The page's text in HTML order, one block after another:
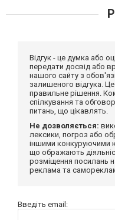
Відгук - це думка або
передати досвід або
нашого сайту з
залишеного відгука.
правильне рішення.
спілкування та
питань, що цікавлять.
Не дозволяється:
лексики, погроз або
іншими конкуруючими
що ображають
розміщення посилань
реклама та
Введіть email: